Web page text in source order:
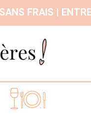
FRAIS |